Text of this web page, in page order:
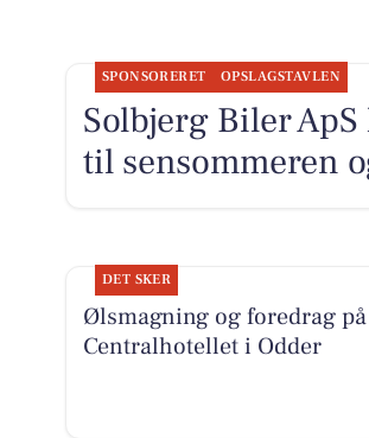
SPONSORERET OPSLAGSTAVLEN
Solbjerg Biler
til sensommeren
DET SKER
Ølsmagning og foredrag på
Centralhotellet i Odder